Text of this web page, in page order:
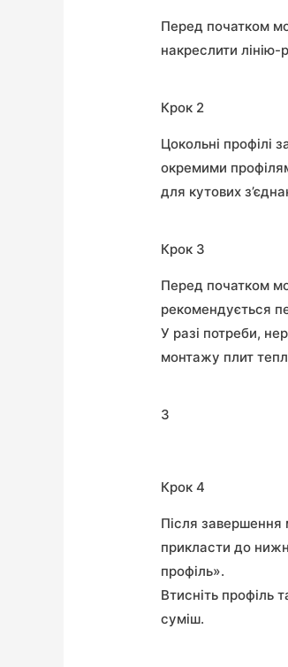
Перед початком
накреслити лінію-
Крок 2
Цокольні
окремими
для кутових
Крок 3
Перед початком
рекомендується
У разі потреби,
монтажу плит
3
Крок 4
Після завершення
прикласти до
профіль».
Втисніть профіль
суміш.